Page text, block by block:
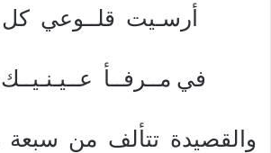
أرسـيت قلــوعي
في مــرفــأ
والقصيدة تتألف من